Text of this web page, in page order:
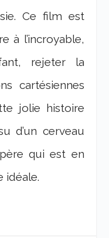
Ce film est
à l’incroyable,
rejeter la
cartésiennes
jolie histoire
d’un cerveau
qui est en
idéale.